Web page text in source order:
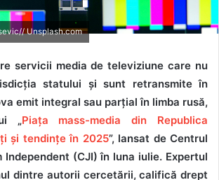
Unsplash.com
servicii media de televiziune care nu
statului și sunt retransmite în
emit integral sau parțial în limba rusă,
„Piața mass-media din Republica
și tendințe în 2025”, lansat de Centrul
Independent (CJI) în luna iulie. Expertul
dintre autorii cercetării, califică drept